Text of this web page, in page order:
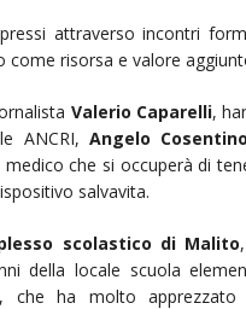
attraverso incontri
come risorsa e valore
Valerio Caparelli,
ANCRI,Angelo Cosentino
medico che si occuperà di
salvavita.
scolastico di Malito
della locale scuola
, che ha molto apprezzato